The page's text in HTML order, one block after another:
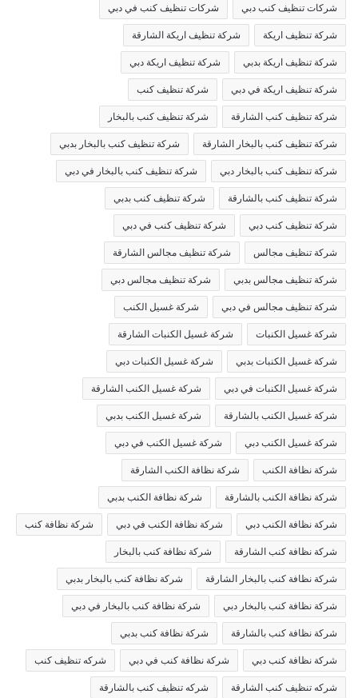
شركات تنظيف كنب دبي شركات تنظيف كنب في دبي
شركة تنظيف اريكة شركة تنظيف اريكة الشارقة
شركة تنظيف اريكة بدبي شركة تنظيف اريكة دبي
شركة تنظيف اريكة في دبي شركة تنظيف كنب
شركة تنظيف كنب الشارقة شركة تنظيف كنب بالبخار
شركة تنظيف كنب بالبخار الشارقة شركة تنظيف كنب بالبخار بدبي
شركة تنظيف كنب بالبخار دبي شركة تنظيف كنب بالبخار في دبي
شركة تنظيف كنب بالشارقة شركة تنظيف كنب بدبي
شركة تنظيف كنب دبي شركة تنظيف كنب في دبي
شركة تنظيف مجالس شركة تنظيف مجالس الشارقة
شركة تنظيف مجالس بدبي شركة تنظيف مجالس دبي
شركة تنظيف مجالس في دبي شركة غسيل الكنب
شركة غسيل الكنبات شركة غسيل الكنبات الشارقة
شركة غسيل الكنبات بدبي شركة غسيل الكنبات دبي
شركة غسيل الكنبات في دبي شركة غسيل الكنب الشارقة
شركة غسيل الكنب بالشارقة شركة غسيل الكنب بدبي
شركة غسيل الكنب دبي شركة غسيل الكنب في دبي
شركة نظافة الكنب شركة نظافة الكنب الشارقة
شركة نظافة الكنب بالشارقة شركة نظافة الكنب بدبي
شركة نظافة الكنب دبي شركة نظافة الكنب في دبي شركة نظافة كنب
شركة نظافة كنب الشارقة شركة نظافة كنب بالبخار
شركة نظافة كنب بالبخار الشارقة شركة نظافة كنب بالبخار بدبي
شركة نظافة كنب بالبخار دبي شركة نظافة كنب بالبخار في دبي
شركة نظافة كنب بالشارقة شركة نظافة كنب بدبي
شركة نظافة كنب دبي شركة نظافة كنب في دبي شركه تنظيف كنب
شركه تنظيف كنب الشارقة شركه تنظيف كنب بالشارقة